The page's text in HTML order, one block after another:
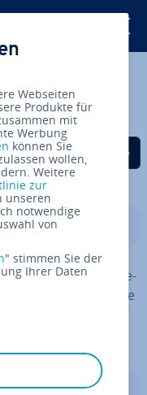
teilen
Twitter teilen
Auf LinkedIn
müssen,
Bei ent­spre­
Sie meist kos­ten­lo­se
gibt es ver­
Seite.
Webseiten
Produkte für
mit
Werbung
können Sie
wollen,
Weitere
zur
unseren
notwendige
von
" stimmen Sie der
Ihrer Daten